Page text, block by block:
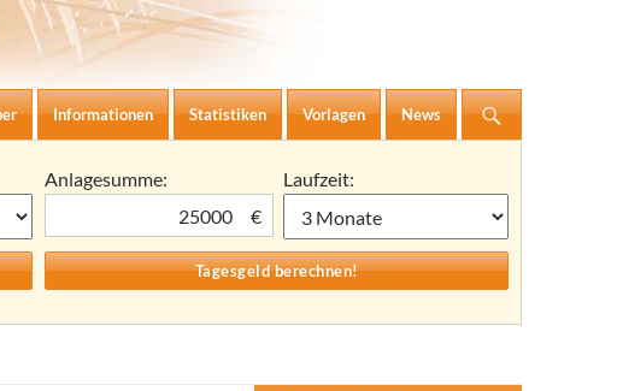
Informationen Statistiken Vorlagen News
Anlagesumme:
€
Laufzeit: